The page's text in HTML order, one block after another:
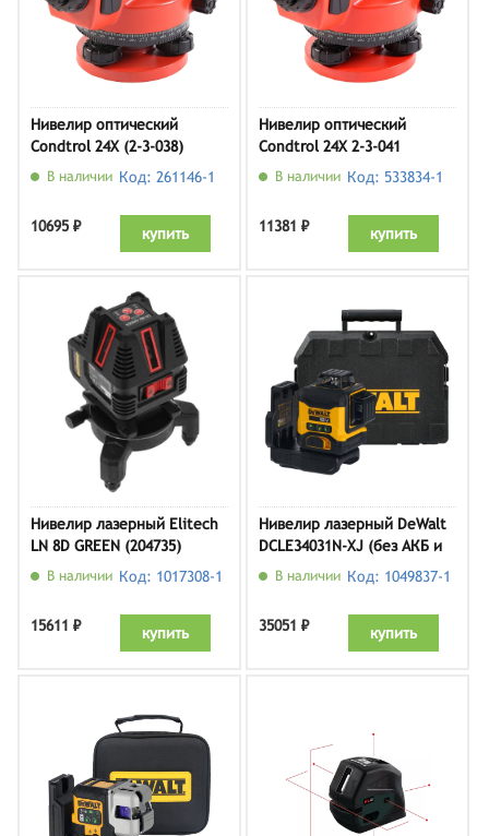
Нивелир оптический
Condtrol 24X (2-3-038)
В наличии Код: 261146-1
10695 ₽ купить
Нивелир оптический
Condtrol 24X 2-3-041
В наличии Код: 533834-1
11381 ₽ купить
Нивелир лазерный Elitech
LN 8D GREEN (204735)
В наличии Код: 1017308-1
15611 ₽ купить
Нивелир лазерный DeWalt
DCLE34031N-XJ (без АКБ и
ЗУ)В наличии Код: 1049837-1
35051 ₽ купить